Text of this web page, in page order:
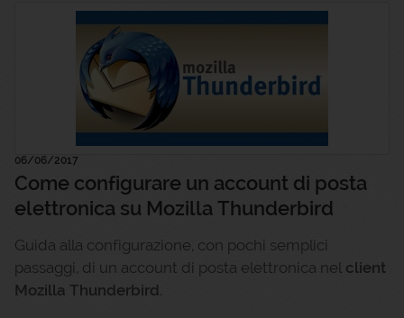
06/06/2017
Come configurare un account di posta
elettronica su Mozilla Thunderbird
Guida alla configurazione, con pochi semplici
passaggi, di un account di posta elettronica nel client
Mozilla Thunderbird.